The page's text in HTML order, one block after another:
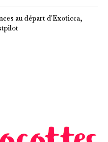
au départ d'Exoticca,